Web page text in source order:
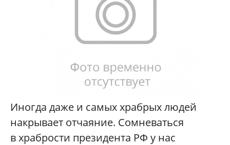
Иногда даже и самых храбрых людей
накрывает отчаяние. Сомневаться
в храбрости президента РФ у нас